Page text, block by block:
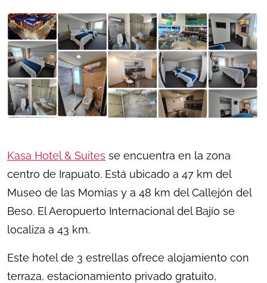
Kasa Hotel & Suites se encuentra en la zona
centro de Irapuato. Está ubicado a 47 km del
Museo de las Momias y a 48 km del Callejón del
Beso. El Aeropuerto Internacional del Bajío se
localiza a 43 km.
Este hotel de 3 estrellas ofrece alojamiento con
terraza, estacionamiento privado gratuito,